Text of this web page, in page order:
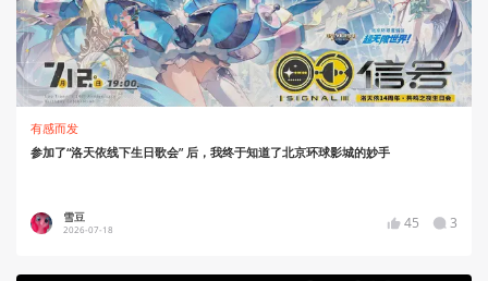
有感而发
参加了“洛天依线下生日歌会” 后，我终于知道了北京环球影城的妙手
雪豆
2026-07-18 45 3